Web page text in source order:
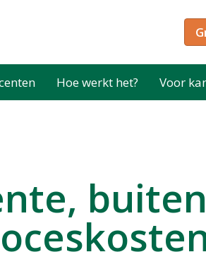
Hoe werkt het? Voor